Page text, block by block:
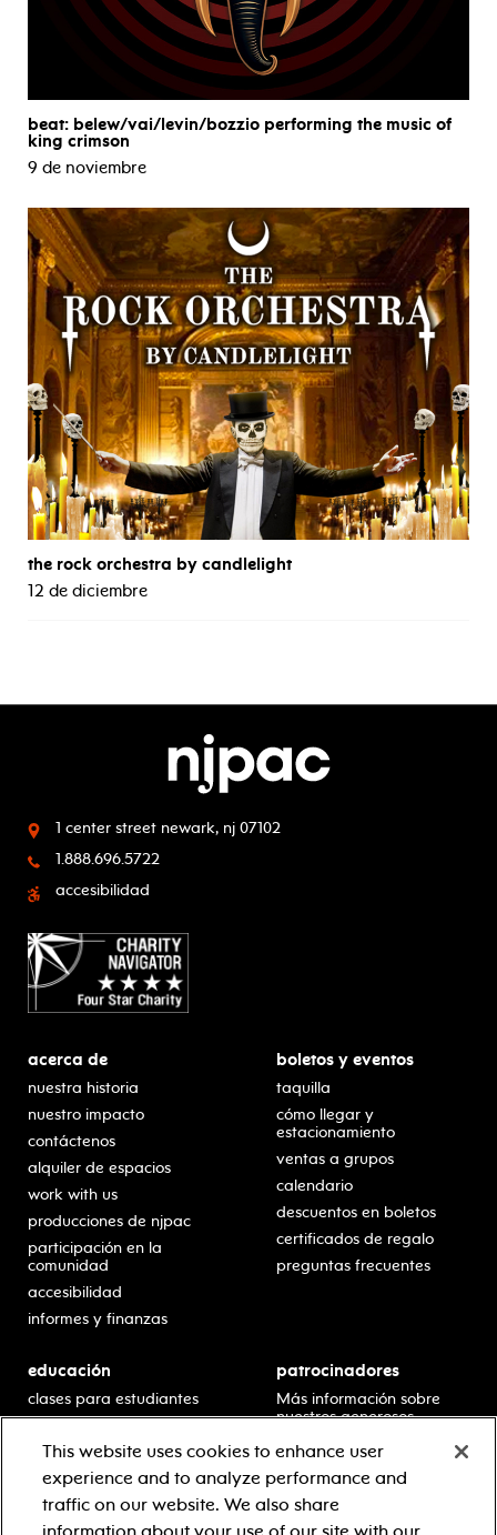
beat: belew/vai/levin/bozzio performing the music of
king crimson
9 de noviembre
the rock orchestra by candlelight
12 de diciembre
1 center street newark, nj 07102
1.888.696.5722
accesibilidad
acerca de
nuestra historia
nuestro impacto
contáctenos
alquiler de espacios
work with us
producciones de njpac
participación en la
comunidad
accesibilidad
informes y finanzas
boletos y eventos
taquilla
cómo llegar y
estacionamiento
ventas a grupos
calendario
descuentos en boletos
certificados de regalo
preguntas frecuentes
educación
clases para estudiantes
escolar
residencias en escuelas
desarrollo profesional
recursos para docentes
patrocinadores
Más información sobre
nuestros generosos
This website uses cookies to enhance user
experience and to analyze performance and
traffic on our website. We also share